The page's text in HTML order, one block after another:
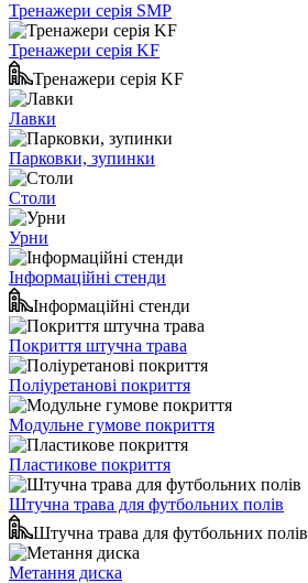
Тренажери серія SMP
Тренажери серія KF
Тренажери серія KF
Лавки
Парковки, зупинки
Столи
Урни
Інформаційні стенди
Інформаційні стенди
Покриття штучна трава
Поліуретанові покриття
Модульне гумове покриття
Пластикове покриття
Штучна трава для футбольних полів
Штучна трава для футбольних полів
Метання диска